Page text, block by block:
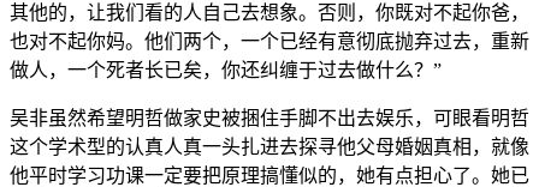
其他的，让我们看的人自己去想象。否则，你既对不起你爸，
也对不起你妈。他们两个，一个已经有意彻底抛弃过去，重新
做人，一个死者长已矣，你还纠缠于过去做什么？”
吴非虽然希望明哲做家史被捆住手脚不出去娱乐，可眼看明哲
这个学术型的认真人真一头扎进去探寻他父母婚姻真相，就像
他平时学习功课一定要把原理搞懂似的，她有点担心了。她已